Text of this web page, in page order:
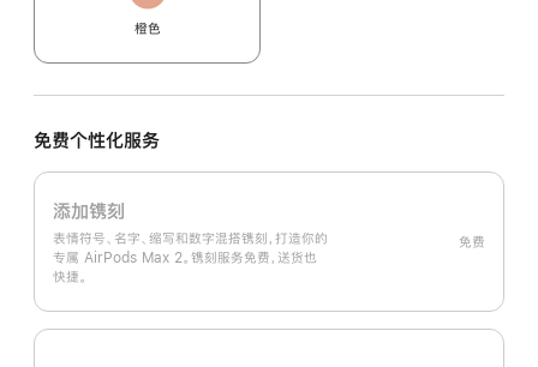
橙色
免费个性化服务
添加镌刻
表情符号、名字、缩写和数字混搭镌刻，打造你的
专属 AirPods Max 2。镌刻服务免费，送货也
快捷。
免费